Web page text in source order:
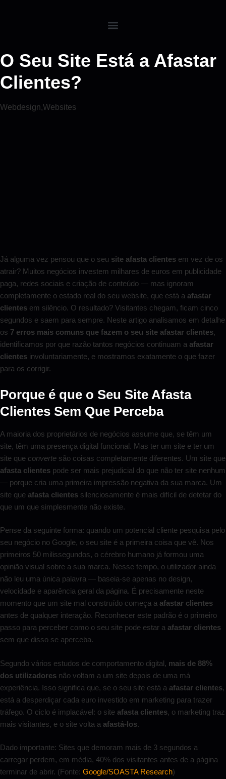
O Seu Site Está a Afastar
Clientes?
Webdesign,Websites
Já alguma vez pensou que o seu site afasta clientes em vez de os
atrair? Muitos negócios investem milhares de euros em publicidade
paga, redes sociais e criação de conteúdo — mas ignoram
completamente o estado real do seu website, que está a afastar
clientes em silêncio. O resultado? Visitantes chegam, ficam cinco
segundos e saem para sempre. Neste artigo analisamos em detalhe
os 7 erros mais comuns que fazem o seu site afastar clientes,
identificamos por que razão tantos negócios continuam a afastar
clientes involuntariamente, e mostramos exatamente o que fazer
para os corrigir.
Porque é que o Seu Site Afasta
Clientes Sem Que Perceba
A maioria dos proprietários de negócios assume que, se têm um
site, têm uma presença digital funcional. Mas ter um site e ter um
site que converte são coisas completamente diferentes. Um site que
afasta clientes pode ser mais prejudicial do que não ter site nenhum
— porque cria uma primeira impressão negativa da sua marca. Um
site que afasta clientes silenciosamente é mais difícil de detetar do
que um que simplesmente não existe.
Pense da seguinte forma: quando um potencial cliente pesquisa pelo
seu negócio no Google, o seu site é a primeira coisa que vê. Nos
primeiros 50 milissegundos, o cérebro humano já formou uma
opinião visual sobre a sua marca. Nesse tempo, o utilizador ainda
não leu uma única palavra — baseia-se apenas no design,
velocidade e aparência geral da página. É precisamente neste
momento que um site mal construído começa a afastar clientes
antes de qualquer interação. Reconhecer este padrão é o primeiro
passo para perceber como o seu site pode estar a afastar clientes
sem que disso se aperceba.
Segundo vários estudos de comportamento digital, mais de 88%
dos utilizadores não voltam a um site depois de uma má
experiência. Isso significa que, se o seu site está a afastar clientes,
está a desperdiçar cada euro investido em marketing para trazer
tráfego. O ciclo é implacável: o site afasta clientes, o marketing traz
mais visitantes, e o site volta a afastá-los.
Dado importante: Sites que demoram mais de 3 segundos a
carregar perdem, em média, 40% dos visitantes antes de a página
terminar de abrir. (Fonte: Google/SOASTA Research)